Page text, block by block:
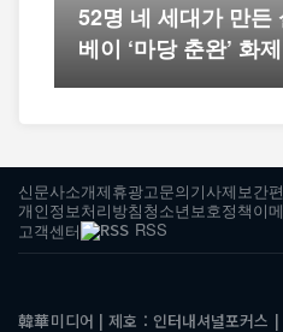
52명 네 세대가 만
베이 ‘마당 춘완’ 화제
신문사소개제휴광고문의기사제보간
개인정보처리방침청소년보호정책이
고객센터
RSS
韓華미디어 | 제호 : 인터내셔널포커스